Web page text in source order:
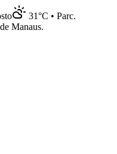
31°C • Parc.
Manaus.